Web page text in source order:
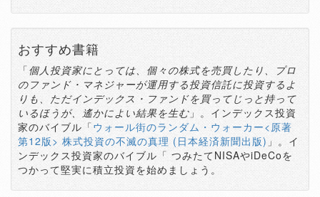
おすすめ書籍
「個人投資家にとっては、個々の株式を売買したり、プロ
のファンド・マネジャーが運用する投資信託に投資するよ
りも、ただインデックス・ファンドを買ってじっと持って
いるほうが、遙かによい結果を生む」。インデックス投資
家のバイブル「ウォール街のランダム・ウォーカー<原著
第12版> 株式投資の不滅の真理 (日本経済新聞出版) 」。イ
ンデックス投資家のバイブル「 つみたてNISAやiDeCoを
つかって堅実に積立投資を始めましょう。